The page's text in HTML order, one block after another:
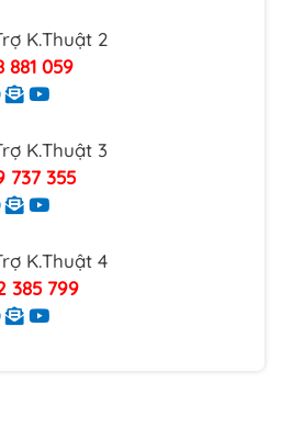
K.Thuật 2
881 059
K.Thuật 3
737 355
K.Thuật 4
385 799